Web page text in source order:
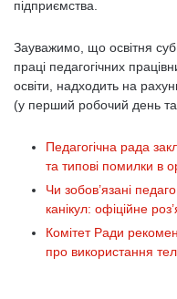
підприємства.
Зауважимо, що освітня
праці педагогічних
освіти, надходить на
(у перший робочий день та
Педагогічна рада
та типові помилки в
Чи зобов’язані
канікул: офіційне
Комітет Ради
про використання